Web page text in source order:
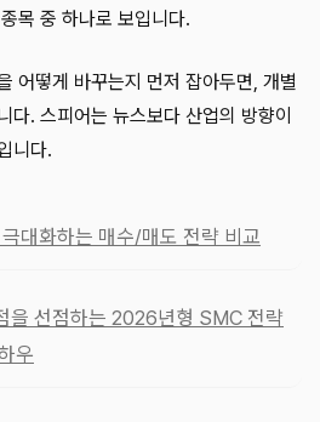
목 중 하나로 보입니다.
어떻게 바꾸는지 먼저 잡아두면, 개별
다. 스피어는 뉴스보다 산업의 방향이
니다.
대화하는 매수/매도 전략 비교
을 선점하는 2026년형 SMC 전략
우